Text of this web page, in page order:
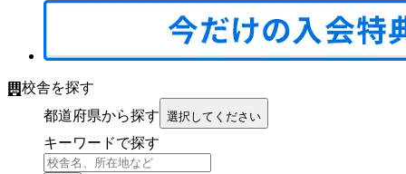
校舎を探す
都道府県から探す 選択してください
キーワードで探す